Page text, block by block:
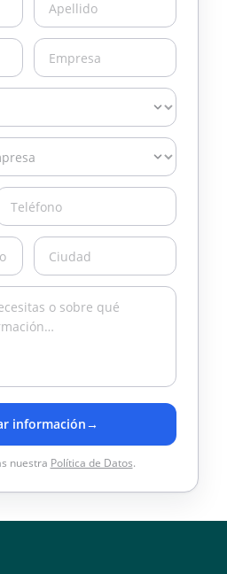
información→
nuestra Política de Datos.